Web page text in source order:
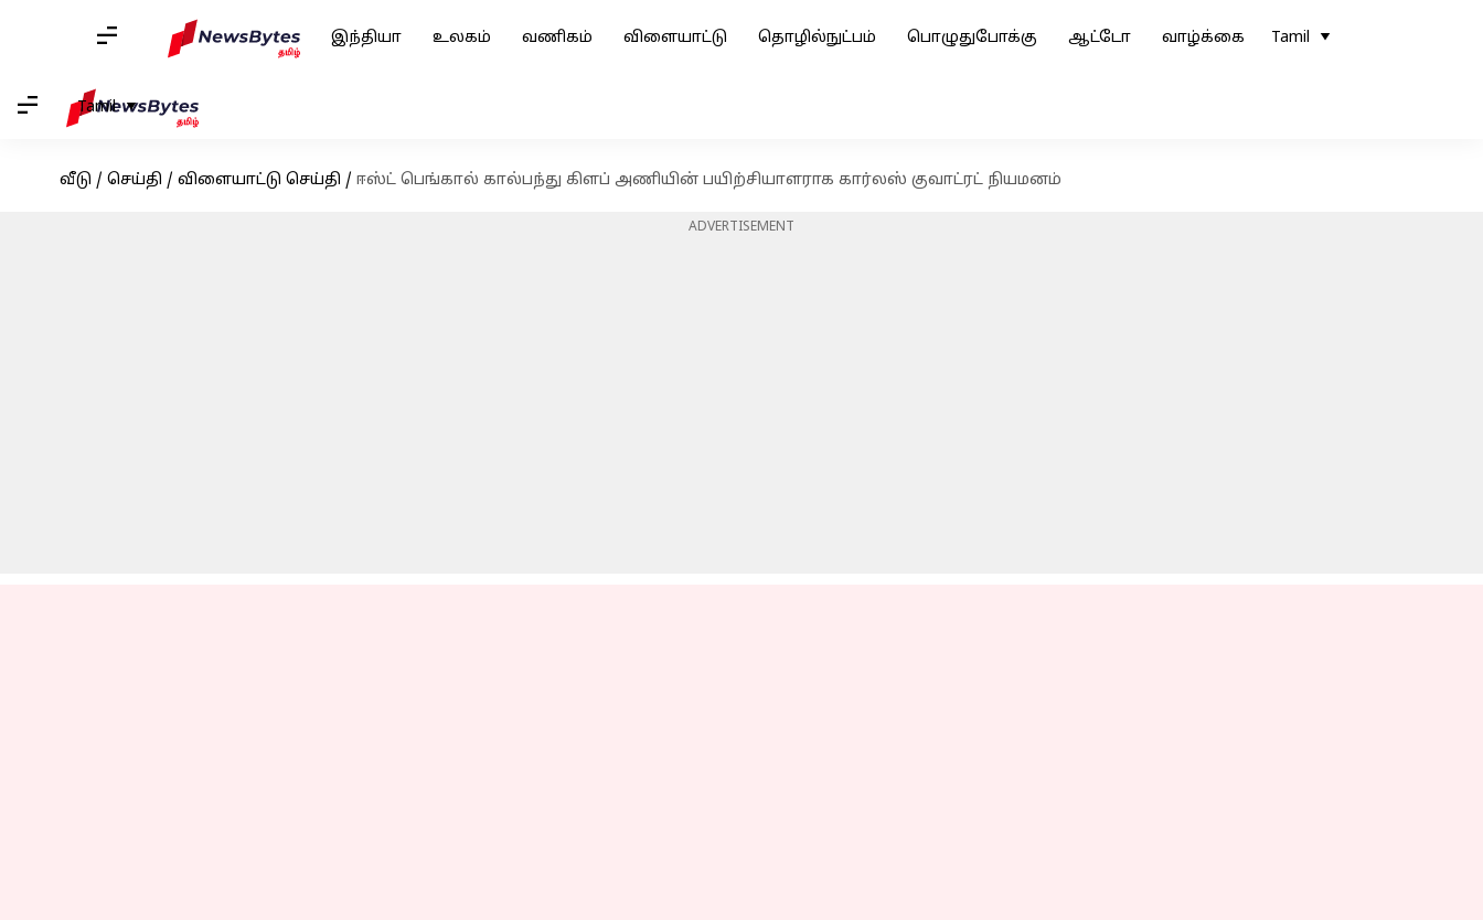
இந்தியா உலகம் வணிகம் விளையாட்டு தொழில்நுட்பம் பொழுதுபோக்கு ஆட்டோ வாழ்க்கை Tamil
Tamil
வீடு / செய்தி / விளையாட்டு செய்தி / ஈஸ்ட் பெங்கால் கால்பந்து கிளப் அணியின் பயிற்சியாளராக கார்லஸ் குவாட்ரட் நியமனம்
ADVERTISEMENT